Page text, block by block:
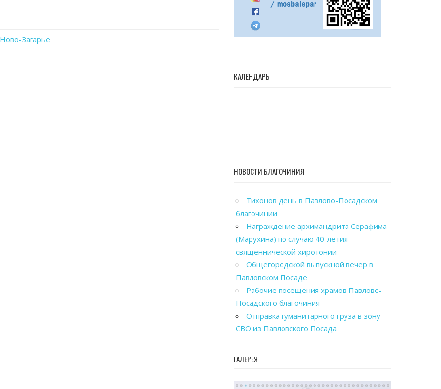
Загарье
КАЛЕНДАРЬ
НОВОСТИ БЛАГОЧИНИЯ
Тихонов день в Павлово-Посадском
благочинии
Награждение архимандрита Серафима
(Марухина) по случаю 40-летия
священнической хиротонии
Общегородской выпускной вечер в
Павловском Посаде
Рабочие посещения храмов Павлово-
Посадского благочиния
Отправка гуманитарного груза в зону
СВО из Павловского Посада
ГАЛЕРЕЯ